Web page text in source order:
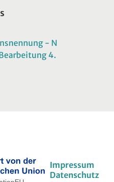
- N
4.
Impressum
Datenschutz